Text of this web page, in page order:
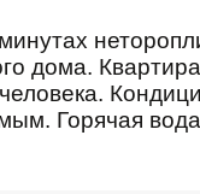
дома.
Горячая